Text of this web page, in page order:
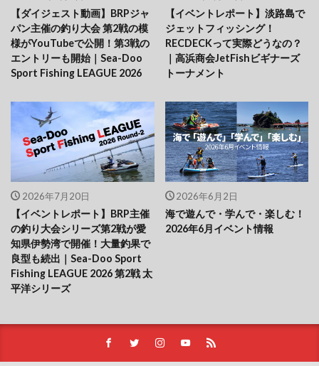
【ダイジェスト動画】BRPジャ
パン主催の釣り大会 第2戦の模
様がYouTubeで公開！第3戦の
エントリーも開始｜Sea-Doo
Sport Fishing LEAGUE 2026
【イベントレポート】淡路島で
ジェットフィッシング！
RECDECKって実際どうなの？
｜高浜商会JetFishビギナーズ
トーナメント
2026年7月20日
【イベントレポート】BRP主催
の釣り大会シリーズ第2戦が愛
知県伊勢湾で開催！大量釣果で
良型も続出｜Sea-Doo Sport
Fishing LEAGUE 2026 第2戦 太
平洋シリーズ
2026年6月2日
海で遊んで・学んで・楽しむ！
2026年6月イベント情報